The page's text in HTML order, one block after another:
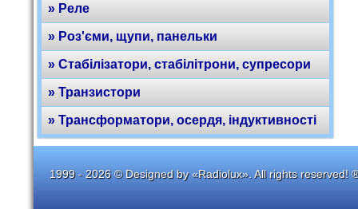
» Реле
» Роз'єми, щупи, панельки
» Стабілізатори, стабілітрони, супресори
» Транзистори
» Трансформатори, осердя, індуктивності
1999 - 2026 © Designed by «Radiolux». All rights reserved!